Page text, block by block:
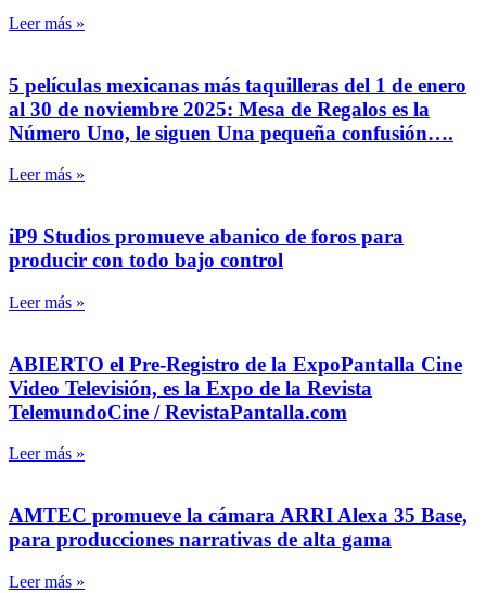
Leer más »
5 películas mexicanas más taquilleras del 1 de enero
al 30 de noviembre 2025: Mesa de Regalos es la
Número Uno, le siguen Una pequeña confusión….
Leer más »
iP9 Studios promueve abanico de foros para
producir con todo bajo control
Leer más »
ABIERTO el Pre-Registro de la ExpoPantalla Cine
Video Televisión, es la Expo de la Revista
TelemundoCine / RevistaPantalla.com
Leer más »
AMTEC promueve la cámara ARRI Alexa 35 Base,
para producciones narrativas de alta gama
Leer más »